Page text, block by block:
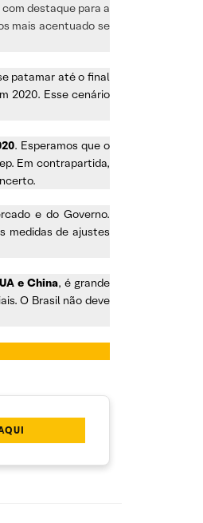
com destaque para a
mais acentuado se
patamar até o final
2020. Esse cenário
. Esperamos que o
Em contrapartida,
e do Governo.
medidas de ajustes
e China, é grande
O Brasil não deve